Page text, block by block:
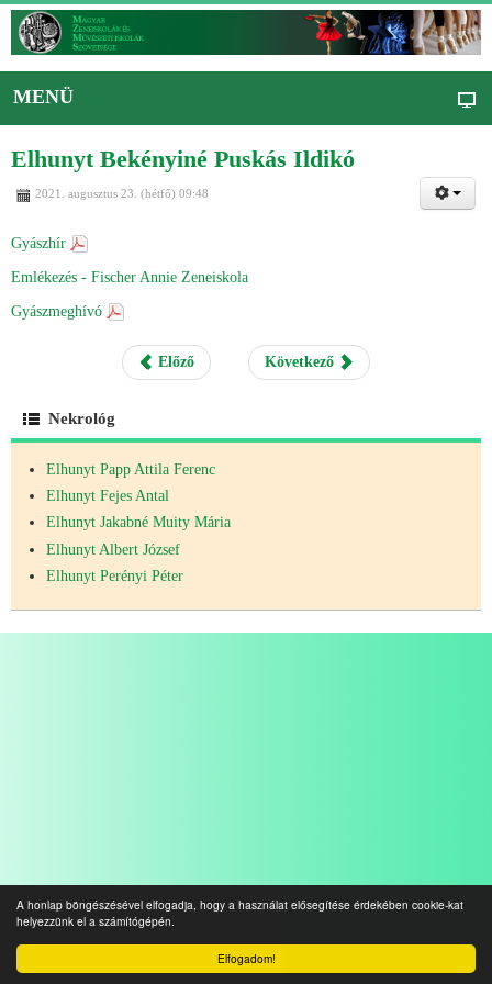
Elfogadom!
A honlap böngészésével elfogadja, hogy a használat elősegítése érdekében cookie-kat
helyezzünk el a számítógépén.
MENÜ
Elhunyt Bekényiné Puskás Ildikó
2021. augusztus 23. (hétfő) 09:48
Gyászhír
Emlékezés - Fischer Annie Zeneiskola
Gyászmeghívó
Előző Következő
Nekrológ
Elhunyt Papp Attila Ferenc
Elhunyt Fejes Antal
Elhunyt Jakabné Muity Mária
Elhunyt Albert József
Elhunyt Perényi Péter